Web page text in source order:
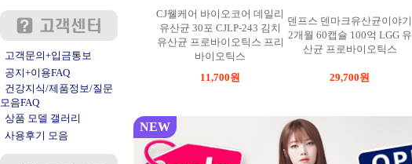
고객문의+입금통보
공지+이용FAQ
건강지식/제품정보/질문
모음FAQ
상품 모델 갤러리
사용후기 모음
CJ웰케어 바이오코어 데일리
유산균 30포 CJLP-243 김치
유산균 프로바이오틱스 프리
바이오틱스
덴프스 덴마크유산균이야기
2개월 60캡슐 100억 LGG 유
산균 프로바이오틱스
11,700원 29,700원
NEW